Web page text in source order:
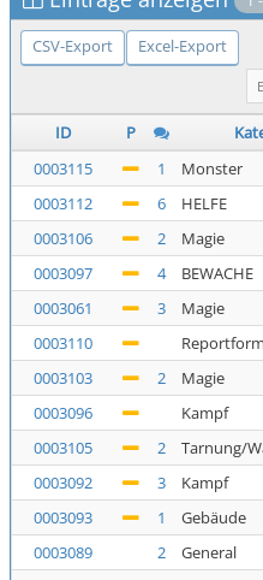
CSV-Export Excel-Export
ID P
0003115
1 Monster
0003112
6 HELFE
0003106
2 Magie
0003097
4 BEWACHE
0003061
3 Magie
0003110
0003103
2 Magie
0003096
Kampf
0003105
2 Tarnung/
0003092
3 Kampf
0003093
1 Gebäude
0003089
2 General